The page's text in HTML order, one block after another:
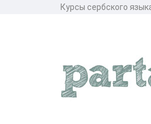
Курсы сербского